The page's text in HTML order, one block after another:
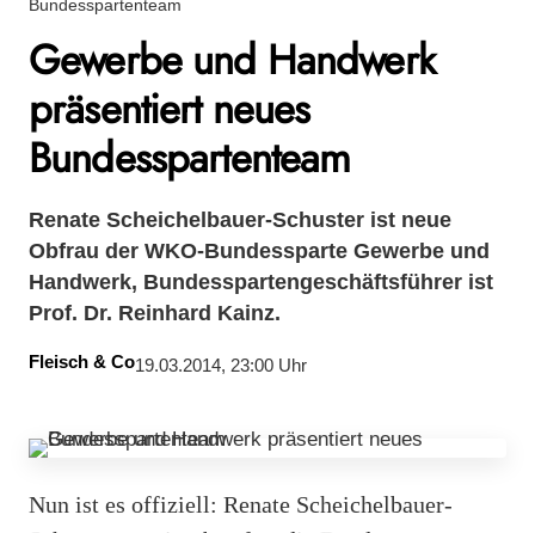
Bundesspartenteam
Gewerbe und Handwerk
präsentiert neues
Bundesspartenteam
Renate Scheichelbauer-Schuster ist neue
Obfrau der WKO-Bundessparte Gewerbe und
Handwerk, Bundesspartengeschäftsführer ist
Prof. Dr. Reinhard Kainz.
Fleisch & Co19.03.2014, 23:00 Uhr
Nun ist es offiziell: Renate Scheichelbauer-